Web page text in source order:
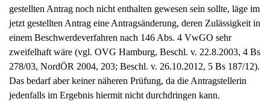
gestellten Antrag noch nicht enthalten gewesen sein sollte, läge im
jetzt gestellten Antrag eine Antragsänderung, deren Zulässigkeit in
einem Beschwerdeverfahren nach 146 Abs. 4 VwGO sehr
zweifelhaft wäre (vgl. OVG Hamburg, Beschl. v. 22.8.2003, 4 Bs
278/03, NordÖR 2004, 203; Beschl. v. 26.10.2012, 5 Bs 187/12).
Das bedarf aber keiner näheren Prüfung, da die Antragstellerin
jedenfalls im Ergebnis hiermit nicht durchdringen kann.